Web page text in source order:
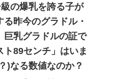
の爆乳を誇る子が
る昨今のグラドル・
巨乳グラドルの証で
ト89センチ」はいま
)なる数値なのか？